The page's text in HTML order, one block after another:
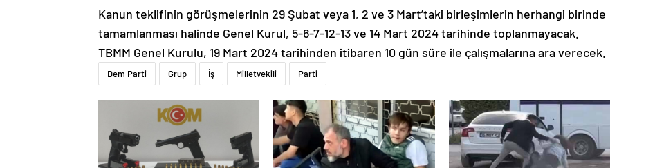
Kanun teklifinin görüşmelerinin 29 Şubat veya 1, 2 ve 3 Mart’taki birleşimlerin herhangi birinde
tamamlanması halinde Genel Kurul, 5-6-7-12-13 ve 14 Mart 2024 tarihinde toplanmayacak.
TBMM Genel Kurulu, 19 Mart 2024 tarihinden itibaren 10 gün süre ile çalışmalarına ara verecek.
Dem Parti Grup İş Milletvekili Parti